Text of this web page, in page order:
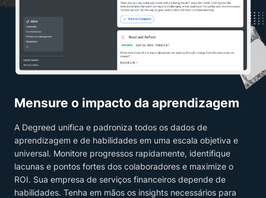
Mensure o impacto da aprendizagem
A Degreed unifica e padroniza todos os dados de
aprendizagem e de habilidades em uma escala objetiva e
universal. Monitore progressos rapidamente, identifique
lacunas e pontos fortes dos colaboradores e maximize o
ROI. Sua empresa de serviços financeiros depende de
habilidades. Tenha em mãos os insights necessários para